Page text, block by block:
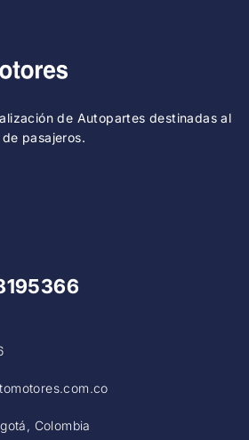
de Autopartes destinadas al
pasajeros.
Colombia